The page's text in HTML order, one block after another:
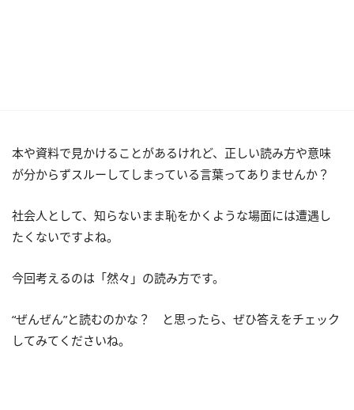
本や資料で見かけることがあるけれど、正しい読み方や意味
が分からずスルーしてしまっている言葉ってありませんか？
社会人として、知らないまま恥をかくような場面には遭遇し
たくないですよね。
今回考えるのは「然々」の読み方です。
“ぜんぜん”と読むのかな？ と思ったら、ぜひ答えをチェック
してみてくださいね。